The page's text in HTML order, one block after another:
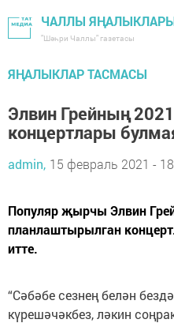
ЧАЛЛЫ
"Шәһри Чаллы" газетасы
ЯҢАЛЫКЛАР ТАСМАСЫ
Элвин Грейның
концертлары
admin, 15 февраль 2021 -
Популяр җырчы Элвин
планлаштырылган
итте.
“Сәбәбе сезнең белән
күрешәчәкбез, ләкин